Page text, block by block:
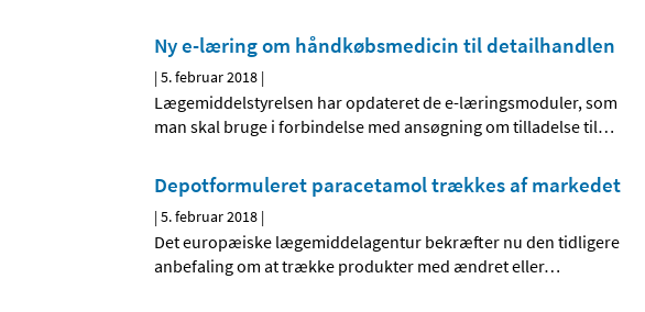
Ny e-læring om håndkøbsmedicin til detailhandlen
|5. februar 2018 |
Lægemiddelstyrelsen har opdateret de e-læringsmoduler, som
man skal bruge i forbindelse med ansøgning om tilladelse til…
Depotformuleret paracetamol trækkes af markedet
|5. februar 2018 |
Det europæiske lægemiddelagentur bekræfter nu den tidligere
anbefaling om at trække produkter med ændret eller…